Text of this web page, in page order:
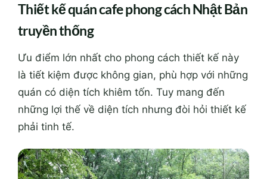
Thiết kế quán cafe phong cách Nhật Bản
truyền thống
Ưu điểm lớn nhất cho phong cách thiết kế này
là tiết kiệm được không gian, phù hợp với những
quán có diện tích khiêm tốn. Tuy mang đến
những lợi thế về diện tích nhưng đòi hỏi thiết kế
phải tinh tế.